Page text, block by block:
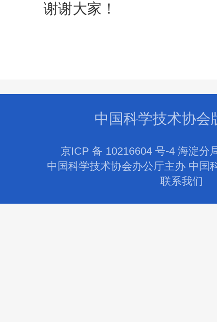
谢谢大家！
中国科学技术协会
京ICP 备 10216604 号-4 海淀分
中国科学技术协会办公厅主办 中国
联系我们